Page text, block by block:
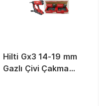
Hilti Gx3 14-19 mm
Gazlı Çivi Çakma